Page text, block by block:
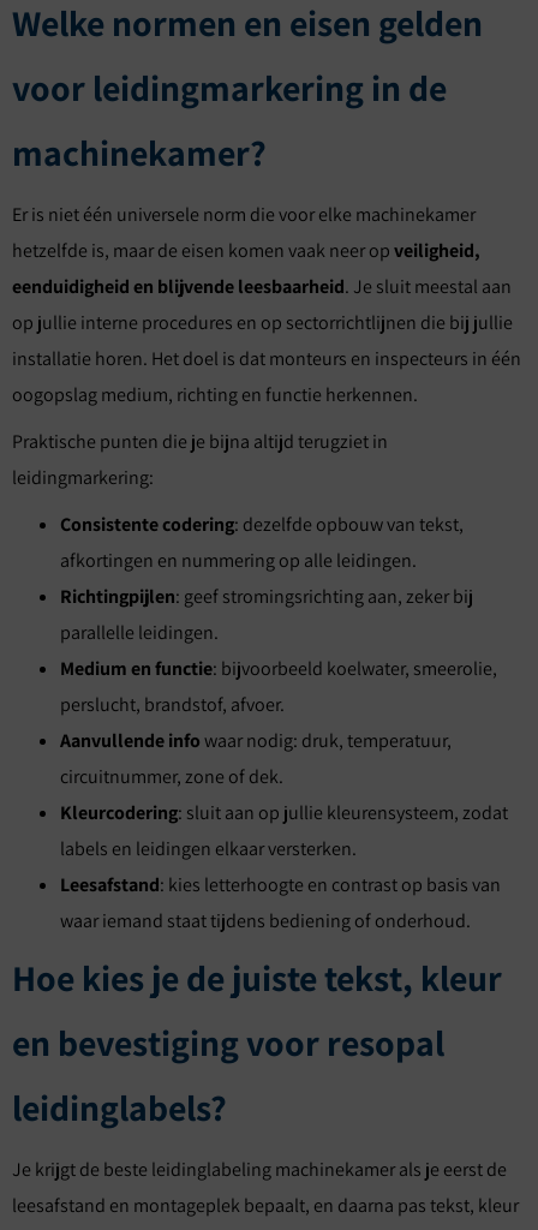
Welke normen en eisen gelden
voor leidingmarkering in de
machinekamer?
Er is niet één universele norm die voor elke machinekamer
hetzelfde is, maar de eisen komen vaak neer opveiligheid,
eenduidigheid en blijvende leesbaarheid. Je sluit meestal aan
op jullie interne procedures en op sectorrichtlijnen die bij jullie
installatie horen. Het doel is dat monteurs en inspecteurs in één
oogopslag medium, richting en functie herkennen.
Praktische punten die je bijna altijd terugziet in
leidingmarkering:
Consistente codering: dezelfde opbouw van tekst,
afkortingen en nummering op alle leidingen.
Richtingpijlen: geef stromingsrichting aan, zeker bij
parallelle leidingen.
Medium en functie: bijvoorbeeld koelwater, smeerolie,
perslucht, brandstof, afvoer.
Aanvullende infowaar nodig: druk, temperatuur,
circuitnummer, zone of dek.
Kleurcodering: sluit aan op jullie kleurensysteem, zodat
labels en leidingen elkaar versterken.
Leesafstand: kies letterhoogte en contrast op basis van
waar iemand staat tijdens bediening of onderhoud.
Hoe kies je de juiste tekst, kleur
en bevestiging voor resopal
leidinglabels?
Je krijgt de beste leidinglabeling machinekamer als je eerst de
leesafstand en montageplek bepaalt, en daarna pas tekst, kleur